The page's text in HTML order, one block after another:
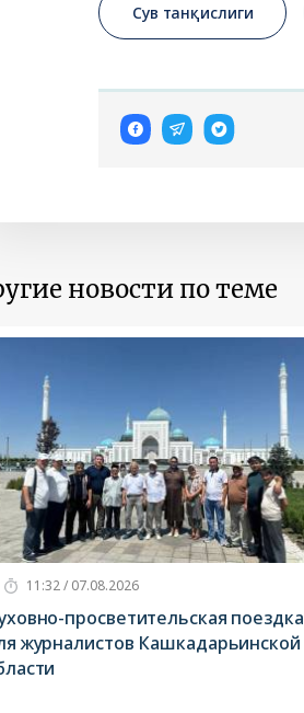
Сув танқислиги
новости по теме
11:32 / 07.08.2026
просветительская поездка
журналистов Кашкадарьинской